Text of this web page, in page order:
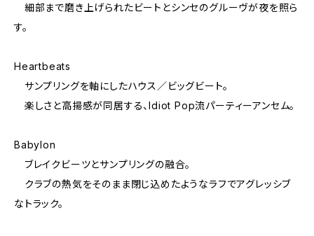
細部まで磨き上げられたビートとシンセのグルーヴが夜を照ら
す。
Heartbeats
サンプリングを軸にしたハウス／ビッグビート。
楽しさと高揚感が同居する、Idiot Pop流パーティーアンセム。
Babylon
ブレイクビーツとサンプリングの融合。
クラブの熱気をそのまま閉じ込めたようなラフでアグレッシブ
なトラック。